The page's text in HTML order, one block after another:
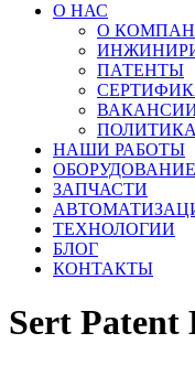
О НАС
О
ПАТЕНТЫ
НАШИ РАБОТЫ
ОБОРУДОВАНИЕ
ЗАПЧАСТИ
ТЕХНОЛОГИИ
БЛОГ
КОНТАКТЫ
Sert Patent